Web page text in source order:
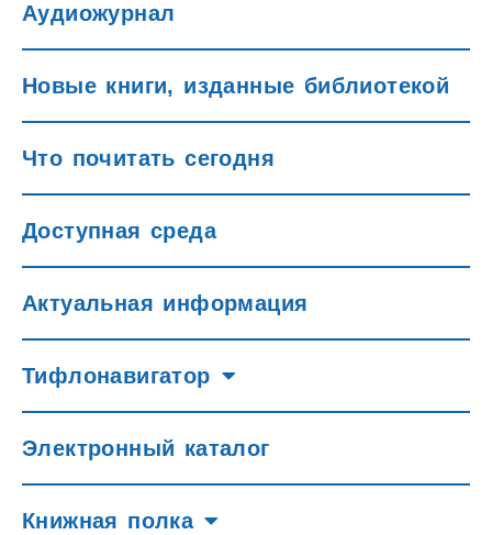
Аудиожурнал
Новые книги, изданные библиотекой
Что почитать сегодня
Доступная среда
Актуальная информация
Тифлонавигатор
Электронный каталог
Книжная полка